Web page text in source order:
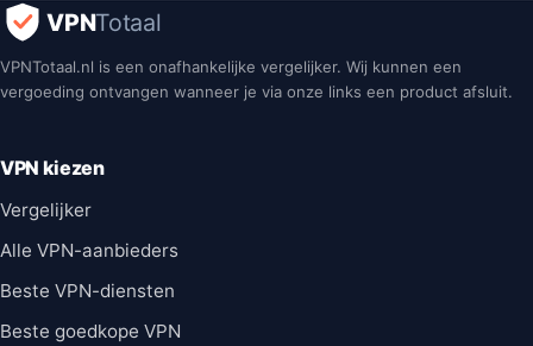
VPNTotaal
VPNTotaal.nl is een onafhankelijke vergelijker. Wij kunnen een
vergoeding ontvangen wanneer je via onze links een product afsluit.
VPN kiezen
Vergelijker
Alle VPN-aanbieders
Beste VPN-diensten
Beste goedkope VPN